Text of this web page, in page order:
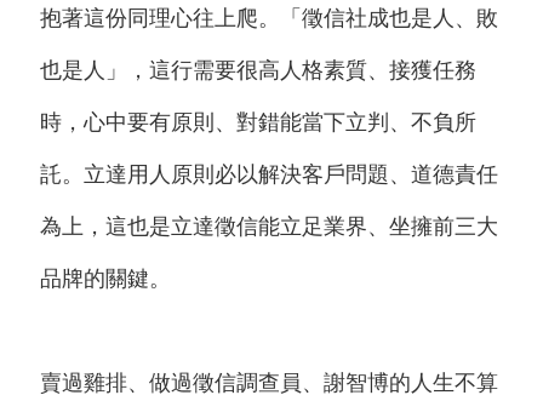
抱著這份同理心往上爬。「徵信社成也是人、敗
也是人」，這行需要很高人格素質、接獲任務
時，心中要有原則、對錯能當下立判、不負所
託。立達用人原則必以解決客戶問題、道德責任
為上，這也是立達徵信能立足業界、坐擁前三大
品牌的關鍵。
賣過雞排、做過徵信調查員、謝智博的人生不算